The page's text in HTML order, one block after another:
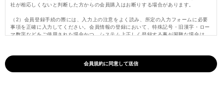
社が相応しくないと判断した方からの会員購入はお断りする場合があります。
（2）会員登録手続の際には、入力上の注意をよく読み、所定の入力フォームに必要
事項を正確に入力してください。会員情報の登録において、特殊記号・旧漢字・ロー
マ数字などをご使用された場合かつ、システム上正しく登録する事が困難な場合は、
（3）パスワードは会員本人のみが利用できるものとし、第三者に譲渡・貸与できな
いものとします。また、他人に知られることがないよう定期的に変更する等、会員本
人が責任をもって管理してください。パスワードを用いて当社に対して行われた意思